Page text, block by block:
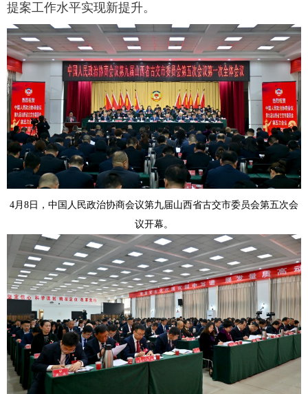
提案工作水平实现新提升。
4月8日，中国人民政治协商会议第九届山西省古交市委员会第五次会
议开幕。